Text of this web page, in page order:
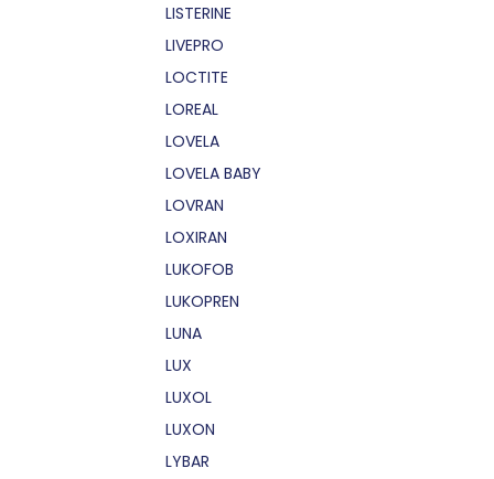
LISTERINE
LIVEPRO
LOCTITE
LOREAL
LOVELA
LOVELA BABY
LOVRAN
LOXIRAN
LUKOFOB
LUKOPREN
LUNA
LUX
LUXOL
LUXON
LYBAR